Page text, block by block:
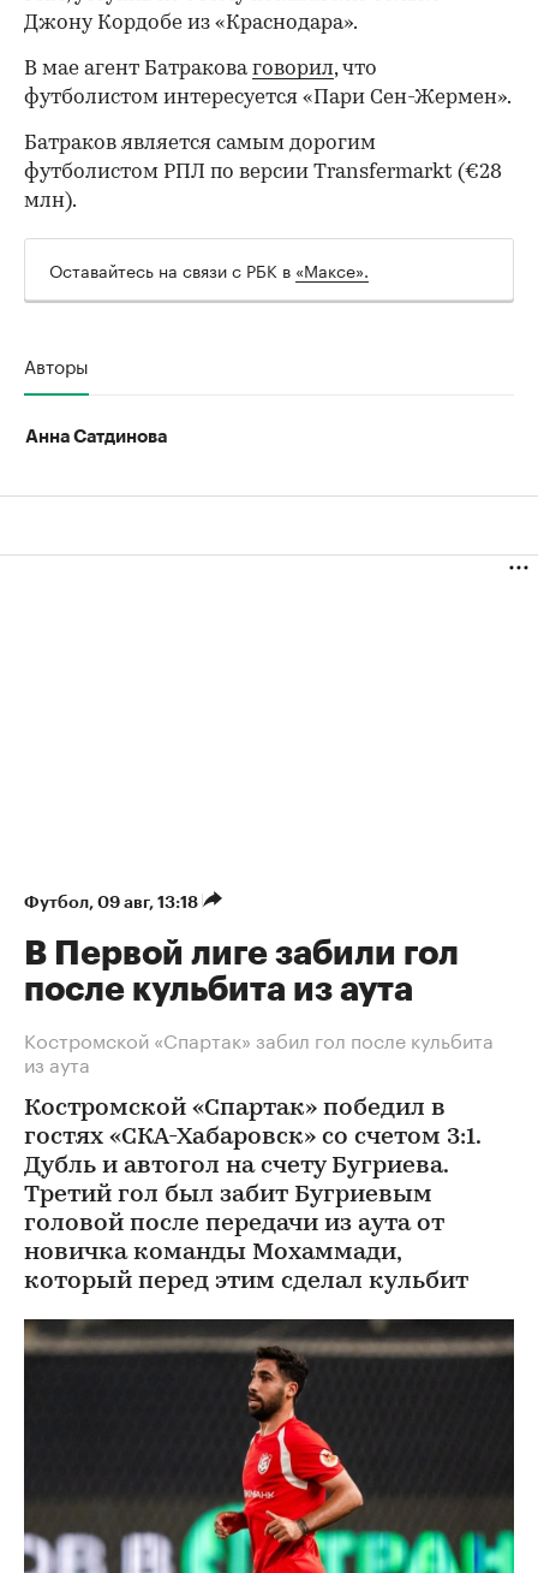
Джону Кордобе из «Краснодара».
В мае агент Батраковаговорил, что
футболистом интересуется «Пари Сен-Жермен».
Батраков является самым дорогим
футболистом РПЛ по версии Transfermarkt (€28
млн).
Оставайтесь на связи с РБК в «Максе».
Авторы
Анна Сатдинова
Футбол⁠, 09 авг, 13:18
В Первой лиге забили гол
после кульбита из аута
Костромской «Спартак» забил гол после кульбита
из аута
Костромской «Спартак» победил в
гостях «СКА-Хабаровск» со счетом 3:1.
Дубль и автогол на счету Бугриева.
Третий гол был забит Бугриевым
головой после передачи из аута от
новичка команды Мохаммади,
который перед этим сделал кульбит